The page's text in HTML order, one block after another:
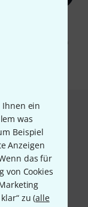
Ihnen ein
was
Beispiel
Anzeigen
das für
von Cookies
zu (alle
von E-Mail-
zu. Die
finden Sie in
bezahlen